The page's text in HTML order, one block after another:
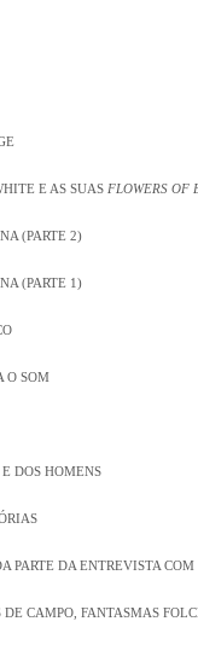
E AS SUAS FLOWERS OF
(PARTE 2)
(PARTE 1)
O SOM
DOS HOMENS
PARTE DA ENTREVISTA
CAMPO, FANTASMAS